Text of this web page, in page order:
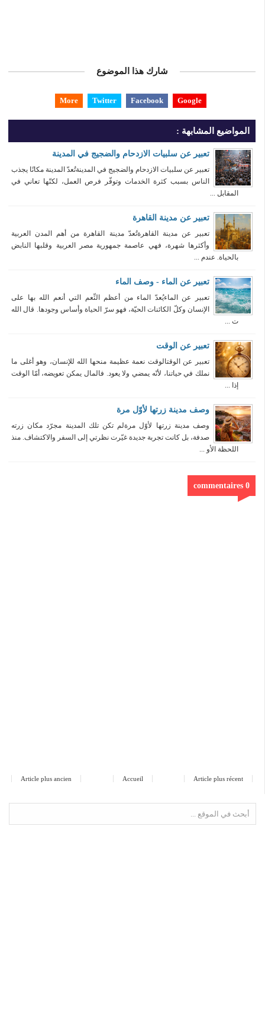
شارك هذا الموضوع
Google
Facebook
Twitter
More
المواضيع المشابهة :
تعبير عن سلبيات الازدحام والضجيج في المدينة
تعبير عن سلبيات الازدحام والضجيج في المدينةتُعدّ المدينة مكانًا يجذب
الناس بسبب كثرة الخدمات وتوفّر فرص العمل، لكنّها تعاني في
المقابل ...
تعبير عن مدينة القاهرة
تعبير عن مدينة القاهرةتُعدّ مدينة القاهرة من أهم المدن العربية
وأكثرها شهرة، فهي عاصمة جمهورية مصر العربية وقلبها النابض
بالحياة. عندم ...
تعبير عن الماء - وصف الماء
تعبير عن الماءيُعدّ الماء من أعظم النِّعم التي أنعم الله بها على
الإنسان وكلّ الكائنات الحيّة، فهو سرّ الحياة وأساس وجودها. قال الله
ت ...
تعبير عن الوقت
تعبير عن الوقتالوقت نعمة عظيمة منحها الله للإنسان، وهو أغلى ما
نملك في حياتنا، لأنّه يمضي ولا يعود. فالمال يمكن تعويضه، أمّا الوقت
إذا ...
وصف مدينة زرتها لأوّل مرة
وصف مدينة زرتها لأوّل مرةلم تكن تلك المدينة مجرّد مكان زرته
صدفة، بل كانت تجربة جديدة غيّرت نظرتي إلى السفر والاكتشاف. منذ
اللحظة الأو ...
0 commentaires
Article plus récent
Article plus ancien Accueil